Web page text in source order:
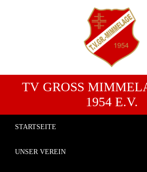
TV GROSS
954 E.V.
STARTSEITE
UNSER VEREIN